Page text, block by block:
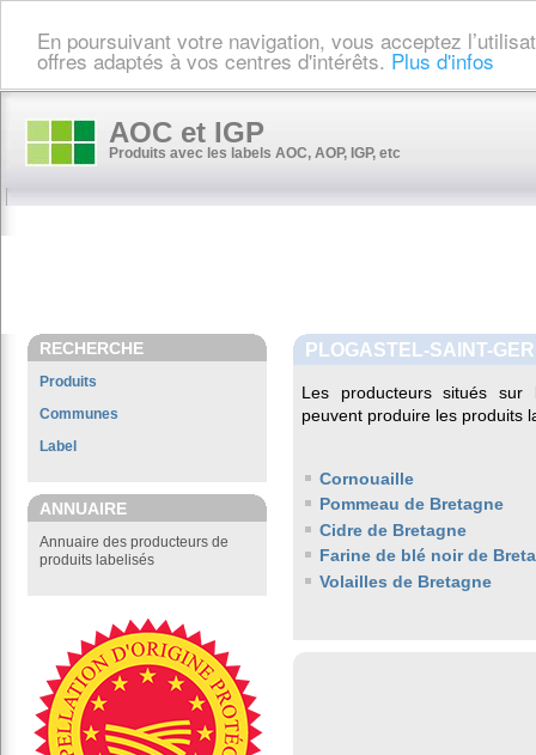
En poursuivant votre navigation, vous acceptez
offres adaptés à vos centres d'intérêts. Plus d'infos
AOC et IGP
Produits avec les labels AOC, AOP, IGP, etc
RECHERCHE
Produits
Communes
Label
ANNUAIRE
Annuaire des producteurs de
produits labelisés
PLOGASTEL-SAINT-
Les producteurs situés
peuvent produire les produits
Cornouaille
Pommeau de Bretagne
Cidre de Bretagne
Farine de blé noir de
Volailles de Bretagne